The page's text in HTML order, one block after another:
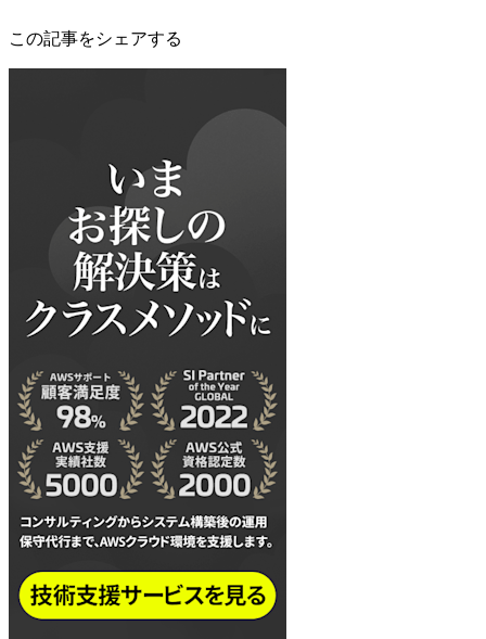
この記事をシェアする